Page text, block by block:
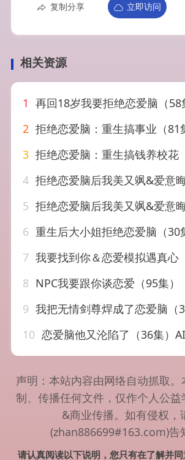
复制分享 立即访问
相关资源
1 再回18岁我要拒绝恋爱脑（58集）
2 拒绝恋爱脑：重生搞事业（81集）
3 拒绝恋爱脑：重生搞钱养校花（80集）
4 拒绝恋爱脑后我美又飒&爱意晦暗不明（64集
5 拒绝恋爱脑后我美又飒&爱意晦暗不明（64集
6 重生后大小姐拒绝恋爱脑（30
7 我要找到你＆恋爱模拟遇真心
8 NPC我要跟你谈恋爱（95集）
9 我把无情剑尊焊成了恋爱脑（
10 恋爱脑他又沦陷了（36集）
声明：本站内容由网络自动抓取。
制、传播任何文件，仅作个人公
&商业传播。如有侵权，
(zhan886699#163.com)告
请认真阅读以下说明，您只有在了解并